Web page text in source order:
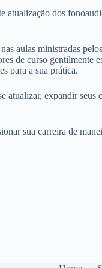
atualização dos
aulas ministradas
de curso gentilmente
para a sua prática.
atualizar, expandir
sua carreira de